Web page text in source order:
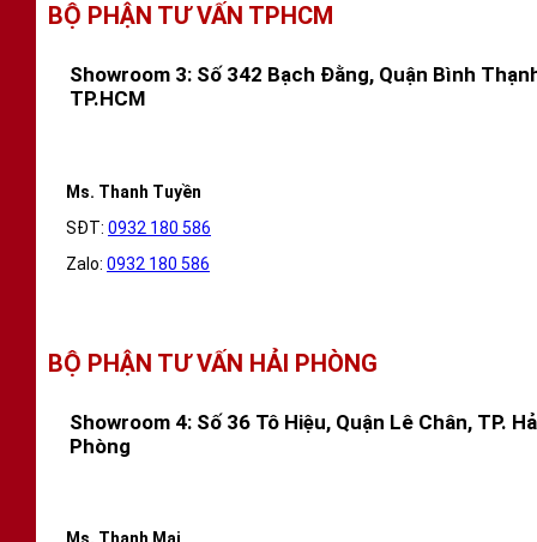
BỘ PHẬN TƯ VẤN TPHCM
Showroom 3: Số 342 Bạch Đằng, Quận Bình
TP.HCM
Ms. Thanh Tuyền
SĐT: 0932 180 586
Zalo: 0932 180 586
BỘ PHẬN TƯ VẤN HẢI PHÒNG
Showroom 4: Số 36 Tô Hiệu, Quận Lê Chân, TP.
Phòng